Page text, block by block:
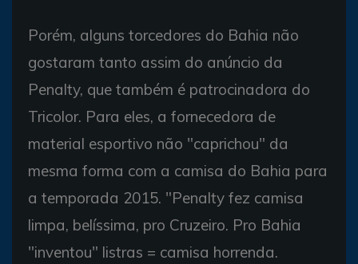
Porém, alguns torcedores do Bahia não
gostaram tanto assim do anúncio da
Penalty, que também é patrocinadora do
Tricolor. Para eles, a fornecedora de
material esportivo não "caprichou" da
mesma forma com a camisa do Bahia para
a temporada 2015. "Penalty fez camisa
limpa, belíssima, pro Cruzeiro. Pro Bahia
"inventou" listras = camisa horrenda.